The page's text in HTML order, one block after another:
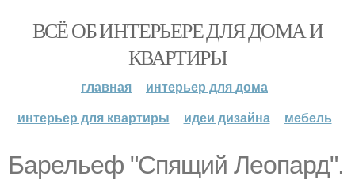
ВСЁ ОБ ИНТЕРЬЕРЕ ДЛЯ ДОМА И
КВАРТИРЫ
главная
интерьер для дома
интерьер для квартиры
идеи дизайна мебель
Барельеф "Спящий Леопард".